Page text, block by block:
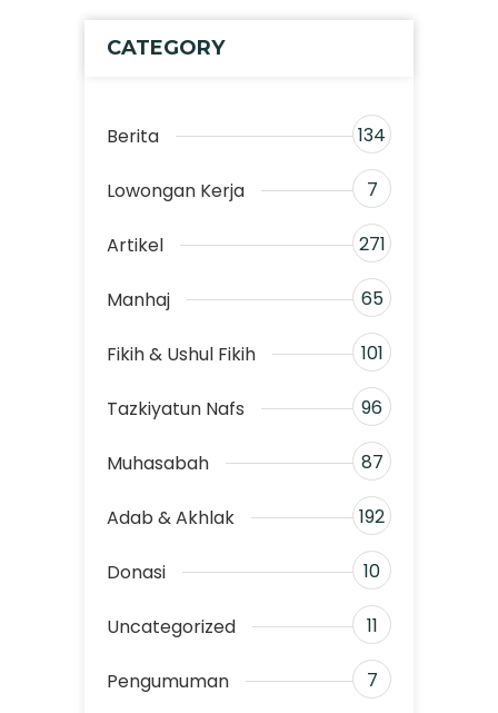
CATEGORY
Berita 134
Lowongan Kerja 7
Artikel 271
Manhaj 65
Fikih & Ushul Fikih 101
Tazkiyatun Nafs 96
Muhasabah 87
Adab & Akhlak 192
Donasi 10
Uncategorized 11
Pengumuman 7